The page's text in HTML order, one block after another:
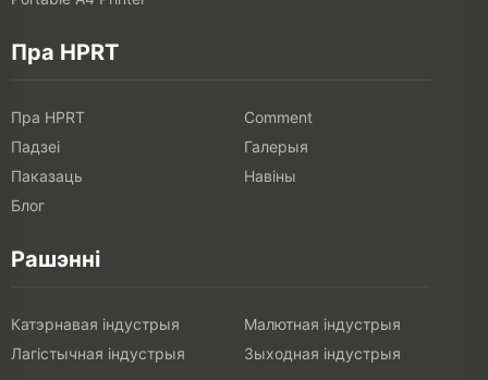
Пра HPRT
Пра HPRT
Comment
Падзеі
Галерыя
Паказаць
Навіны
Блог
Рашэнні
Катэрнавая індустрыя
Малютная індустрыя
Лагістычная індустрыя
Зыходная індустрыя